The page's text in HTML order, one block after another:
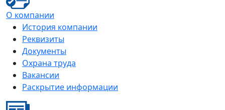
О компании
История компании
Реквизиты
Документы
Охрана труда
Вакансии
Раскрытие информации